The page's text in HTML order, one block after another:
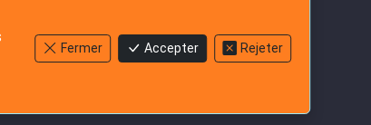
Fermer Accepter Rejeter